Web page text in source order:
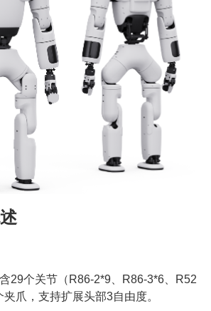
29个关节（R86-2*9、R86-3*6、R52
爪，支持扩展头部3自由度。